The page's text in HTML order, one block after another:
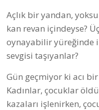
Açlık bir yandan,
kan revan içindeyse?
oynayabilir yüreğinde
sevgisi taşıyanlar?
Gün geçmiyor ki acı
Kadınlar, çocuklar
kazaları işlenirken,